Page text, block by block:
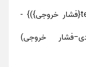
\text{آب خروجی})}{(\text{فشار ورودی} - \text{فشار خروجی})} -
−فشار خروجی)